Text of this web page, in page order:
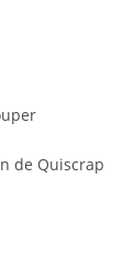
de Quiscrap